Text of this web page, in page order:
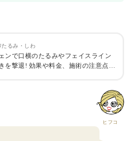
たるみ・しわ
ンで口横のたるみやフェイスライン
を撃退! 効果や料金、施術の注意点を
ヒフコ